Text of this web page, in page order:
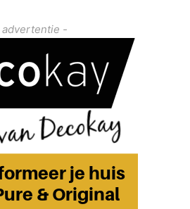
advertentie -